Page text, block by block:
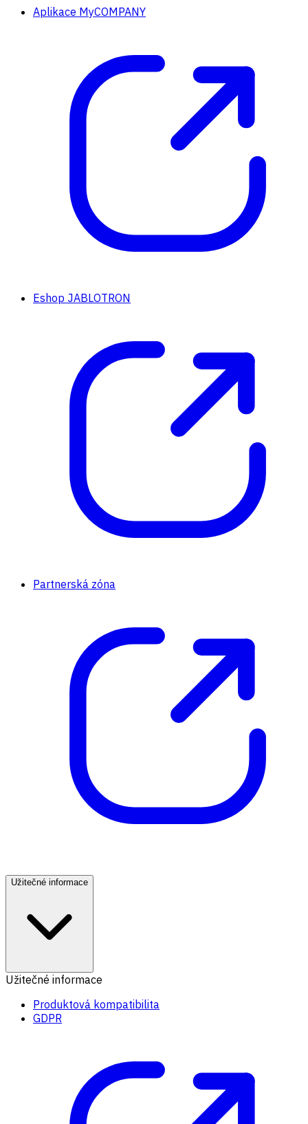
Aplikace MyCOMPANY
Eshop JABLOTRON
Partnerská zóna
Užitečné informace
Užitečné informace
Produktová kompatibilita
GDPR